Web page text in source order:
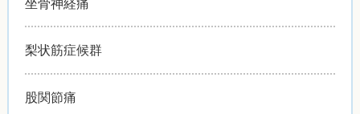
坐骨神経痛
梨状筋症候群
股関節痛